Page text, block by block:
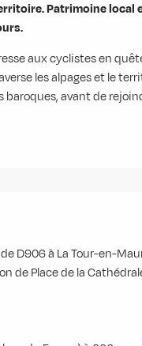
Patrimoine local
aux cyclistes en
les alpages et le
avant de
D906 à La Tour-en-
de Place de la